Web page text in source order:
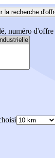
la recherche
numéro d'offre